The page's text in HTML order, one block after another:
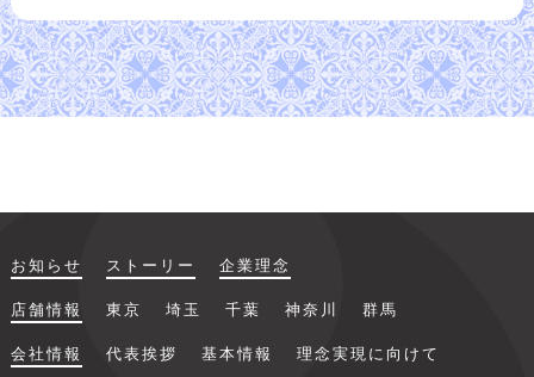
お問い合わせ
お知らせ ストーリー 企業理念
店舗情報 東京 埼玉 千葉 神奈川 群馬
会社情報 代表挨拶 基本情報 理念実現に向けて